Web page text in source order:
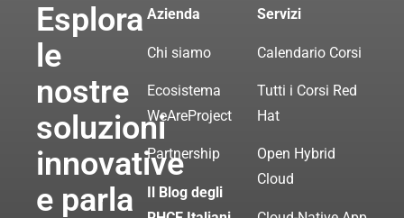
Esplora
le
nostre
soluzioni
innovative
e parla
Azienda
Chi siamo
Ecosistema
WeAreProject
Partnership
Il Blog degli
Servizi
Calendario Corsi
Tutti i Corsi Red
Hat
Open Hybrid
Cloud